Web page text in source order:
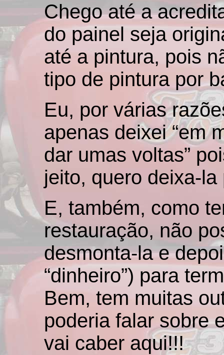
Chego até a
do painel seja
até a pintura, pois
tipo de pintura por
Eu, por várias
apenas deixei “em
dar umas voltas”
jeito, quero deixa-
E, também, como
restauração, não
desmonta-la e
“dinheiro”) para
Bem, tem muitas
poderia falar sobre
vai caber aqui!!!